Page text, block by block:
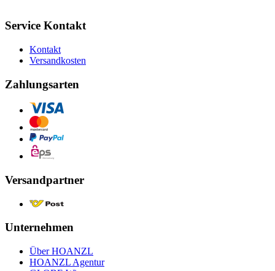
Service Kontakt
Kontakt
Versandkosten
Zahlungsarten
Versandpartner
Unternehmen
Über HOANZL
HOANZL Agentur